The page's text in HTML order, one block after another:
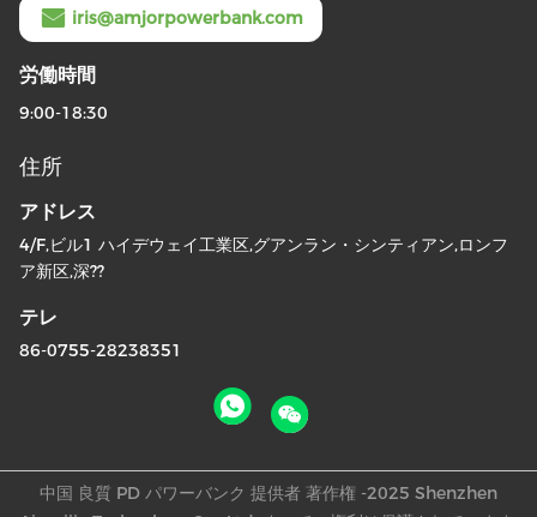
iris@amjorpowerbank.com
労働時間
9:00-18:30
住所
アドレス
4/F,ビル1 ハイデウェイ工業区,グアンラン・シンティアン,ロンフ
ア新区,深??
テレ
86-0755-28238351
中国 良質 PD パワーバンク 提供者 著作権 -2025 Shenzhen